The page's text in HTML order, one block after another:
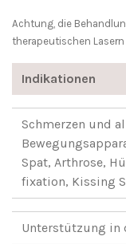
Achtung, die
therapeutischen
Indikationen
Schmerzen und
Spat, Arthrose,
fixation, Kissing
Unterstützung in